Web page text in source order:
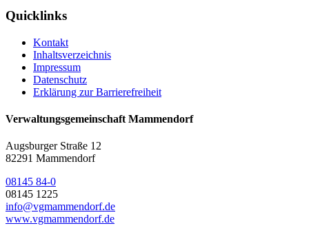
Quicklinks
Kontakt
Inhaltsverzeichnis
Impressum
Datenschutz
Erklärung zur Barrierefreiheit
Verwaltungsgemeinschaft Mammendorf
Augsburger Straße 12
82291 Mammendorf
08145 84-0
08145 1225
info@vgmammendorf.de
www.vgmammendorf.de